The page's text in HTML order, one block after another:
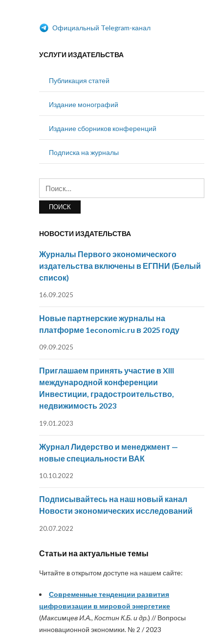
Официальный Telegram-канал
УСЛУГИ ИЗДАТЕЛЬСТВА
Публикация статей
Издание монографий
Издание сборников конференций
Подписка на журналы
НОВОСТИ ИЗДАТЕЛЬСТВА
Журналы Первого экономического
издательства включены в ЕГПНИ (Белый
список)
16.09.2025
Новые партнерские журналы на
платформе 1economic.ru в 2025 году
09.09.2025
Приглашаем принять участие в XIII
международной конференции
Инвестиции, градостроительство,
недвижимость 2023
19.01.2023
Журнал Лидерство и менеджмент —
новые специальности ВАК
10.10.2022
Подписывайтесь на наш новый канал
Новости экономических исследований
20.07.2022
Статьи на актуальные темы
Читайте в открытом доступе на нашем сайте:
Современные тенденции развития
цифровизации в мировой энергетике
(Максимцев И.А., Костин К.Б. и др.) // Вопросы
инновационной экономики. № 2 / 2023